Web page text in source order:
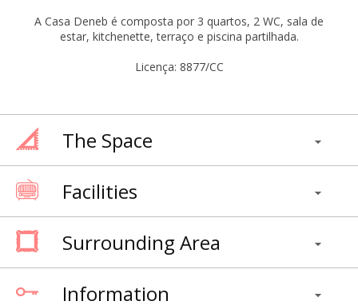
A Casa Deneb é composta por 3 quartos, 2 WC, sala de
estar, kitchenette, terraço e piscina partilhada.
Licença: 8877/CC
The Space
Facilities
Surrounding Area
Information